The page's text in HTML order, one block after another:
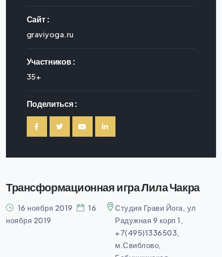
Трансформационная игра Лила Чакра
16 ноября 2019
16
ноября 2019
Студия Грави Йога, ул
Радужная 9 корп 1,
+7(495)1336503,
м.Свиблово,
Сайт :
graviyoga.ru
Участников :
35+
Поделиться :